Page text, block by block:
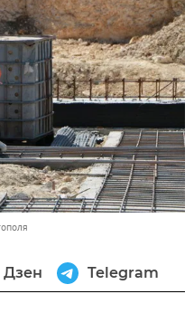
Дзен Telegram